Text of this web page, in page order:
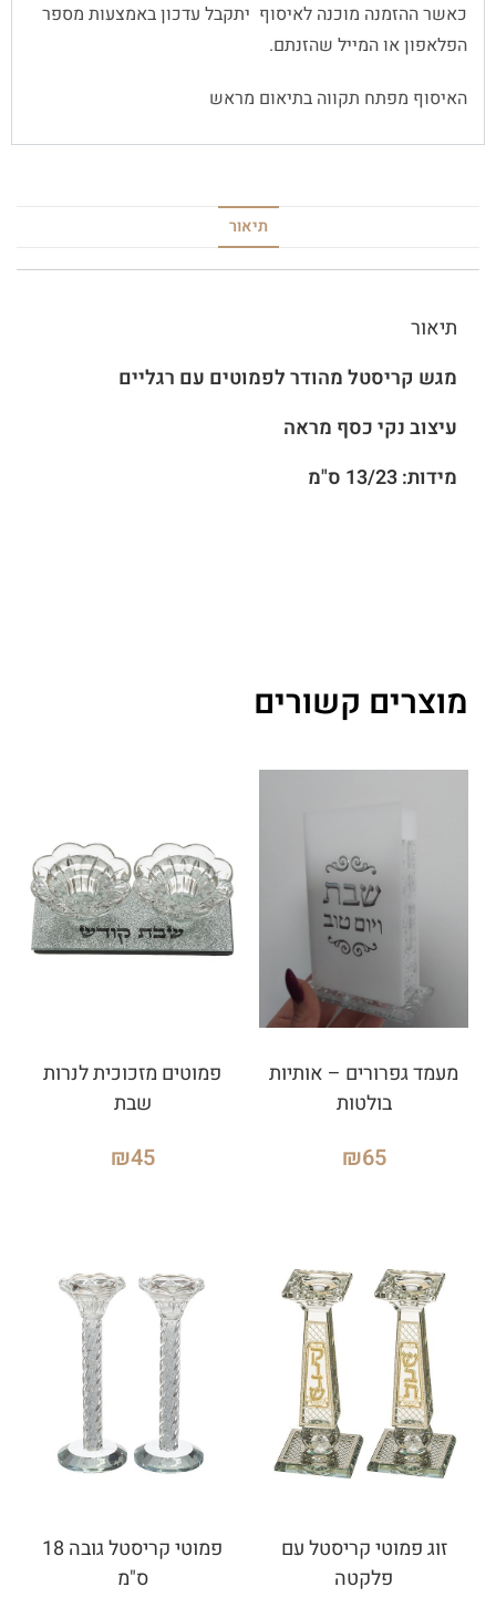
כאשר ההזמנה מוכנה לאיסוף יתקבל עדכון באמצעות מספר
הפלאפון או המייל שהזנתם.
האיסוף מפתח תקווה בתיאום מראש
תיאור
תיאור
מגש קריסטל מהודר לפמוטים עם רגליים
עיצוב נקי כסף מראה
מידות: 13/23 ס"מ
מוצרים קשורים
מעמד גפרורים – אותיות
בולטות
₪65
פמוטים מזכוכית לנרות
שבת
₪45
זוג פמוטי קריסטל עם
פלקטה
פמוטי קריסטל גובה 18
ס"מ